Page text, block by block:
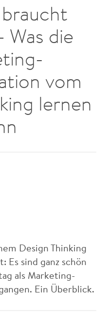
Was die
vom
lernen
Design Thinking
Es sind ganz schön
als Marketing­
Ein Überblick.